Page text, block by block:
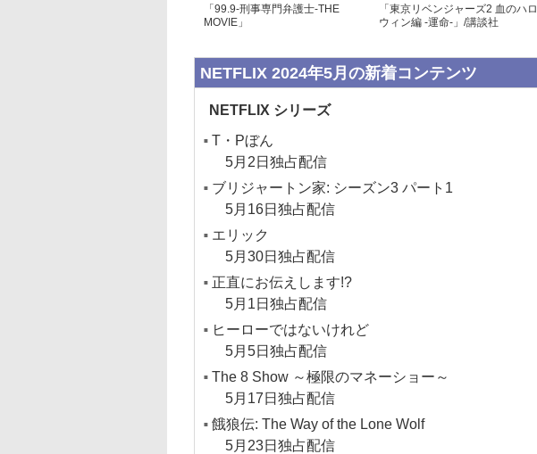
「99.9-刑事専門弁護士-THE
MOVIE」
「東京リベンジャーズ2 血のハロ
ウィン編 -運命-」/講談社
NETFLIX 2024年5月の新着コンテンツ
NETFLIX シリーズ
T・Pぼん
5月2日独占配信
ブリジャートン家: シーズン3 パート1
5月16日独占配信
エリック
5月30日独占配信
正直にお伝えします!?
5月1日独占配信
ヒーローではないけれど
5月5日独占配信
The 8 Show ～極限のマネーショー～
5月17日独占配信
餓狼伝: The Way of the Lone Wolf
5月23日独占配信